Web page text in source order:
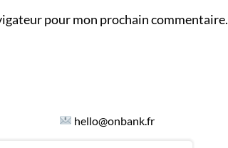
pour mon prochain commentaire.
hello@onbank.fr